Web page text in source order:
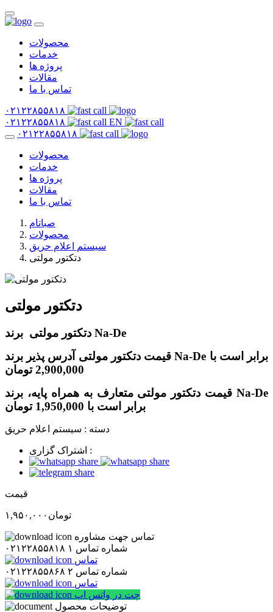
محصولات
خدمات
پروژه ها
مقالات
تماس با ما
۰۲۱۲۲۸۵۵۸۱۸
۰۲۱۲۲۸۵۵۸۱۸
EN
۰۲۱۲۲۸۵۵۸۱۸
محصولات
خدمات
پروژه ها
مقالات
تماس با ما
صباتام
محصولات
سیستم اعلام حریق
دتکتور مولتی
دتکتور مولتی
دتکتور مولتی برند Na-De
قیمت دتکتور مولتی آدرس پذیر برند Na-De برابر است با
2,900,000 تومان
قیمت دتکتور مولتی متعارف به همراه پایه، برند Na-De
برابر است با 1,950,000 تومان
دسته : سیستم اعلام حریق
اشتراک گزاری :
قیمت
۱,۹۵۰,۰۰۰ تومان
تماس جهت مشاوره
شماره تماس ۱
۰۲۱۲۲۸۵۵۸۱۸
تماس
شماره تماس ۲
۰۲۱۲۲۸۵۵۸۶۸
تماس
چت در واتس اپ
توضیحات محصول